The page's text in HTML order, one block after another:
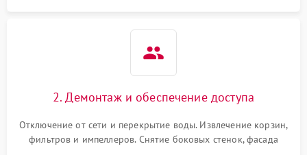
2. Демонтаж и обеспечение доступа
Отключение от сети и перекрытие воды. Извлечение корзин,
фильтров и импеллеров. Снятие боковых стенок, фасада